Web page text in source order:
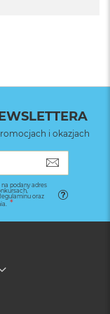
modelu telefonu)
Clarino™ -
z odpadów
blokujący
i okazjach
podany adres
oraz